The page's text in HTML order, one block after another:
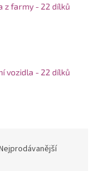
z farmy - 22 dílků
vozidla - 22 dílků